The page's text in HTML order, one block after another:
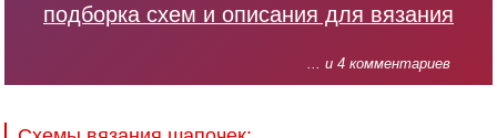
подборка схем и описания для вязания
... и 4 комментариев